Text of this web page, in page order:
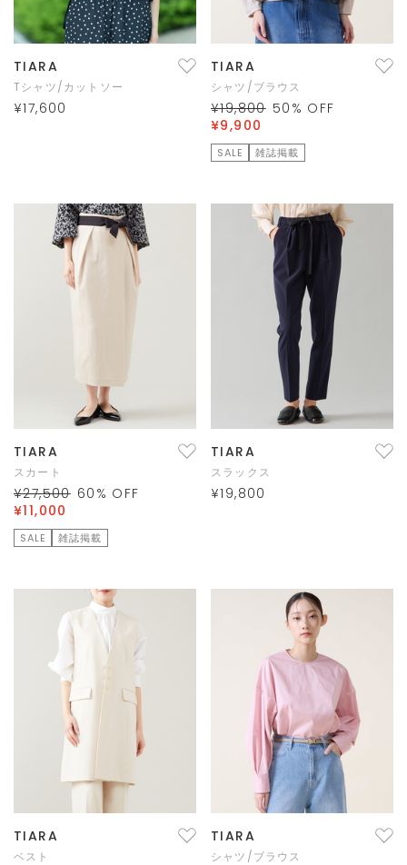
TIARA
Tシャツ/カットソー
¥17,600
TIARA
シャツ/ブラウス
¥19,800 50 % OFF
¥9,900
SALE 雑誌掲載
TIARA
スカート
¥27,500 60 % OFF
¥11,000
SALE 雑誌掲載
TIARA
スラックス
¥19,800
TIARA
ベスト
TIARA
シャツ/ブラウス